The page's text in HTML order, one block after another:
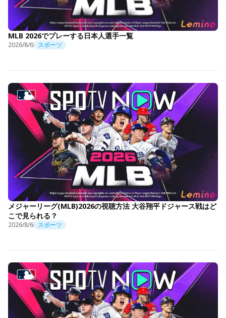
MLB 2026でプレーする日本人選手一覧
2026/8/6 スポーツ
メジャーリーグ(MLB)2026の視聴方法 大谷翔平ドジャース戦はど
こで見られる？
2026/8/6 スポーツ